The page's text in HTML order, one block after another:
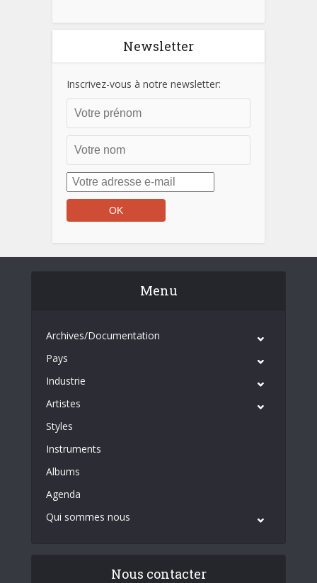
Newsletter
Inscrivez-vous à notre newsletter:
Menu
Archives/Documentation
Pays
Industrie
Artistes
Styles
Instruments
Albums
Agenda
Qui sommes nous
Nous contacter